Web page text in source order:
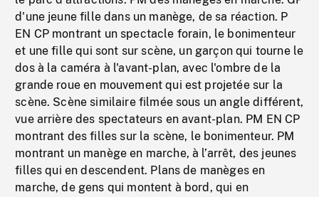
d'une jeune fille dans un manège, de sa réaction. P
EN CP montrant un spectacle forain, le bonimenteur
et une fille qui sont sur scène, un garçon qui tourne le
dos à la caméra à l'avant-plan, avec l'ombre de la
grande roue en mouvement qui est projetée sur la
scène. Scène similaire filmée sous un angle différent,
vue arrière des spectateurs en avant-plan. PM EN CP
montrant des filles sur la scène, le bonimenteur. PM
montrant un manège en marche, à l’arrêt, des jeunes
filles qui en descendent. Plans de manèges en
marche, de gens qui montent à bord, qui en